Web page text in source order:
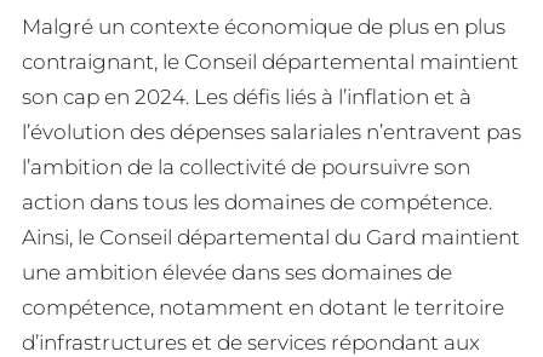
Malgré un contexte économique de plus en plus
contraignant, le Conseil départemental maintient
son cap en 2024. Les défis liés à l’inflation et à
l’évolution des dépenses salariales n’entravent pas
l’ambition de la collectivité de poursuivre son
action dans tous les domaines de compétence.
Ainsi, le Conseil départemental du Gard maintient
une ambition élevée dans ses domaines de
compétence, notamment en dotant le territoire
d’infrastructures et de services répondant aux